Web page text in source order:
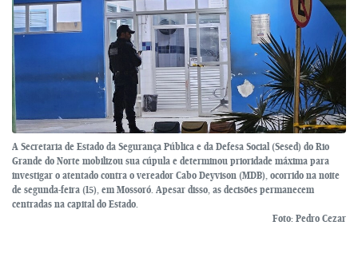
A Secretaria de Estado da Segurança Pública e da Defesa Social (Sesed) do Rio
Grande do Norte mobilizou sua cúpula e determinou prioridade máxima para
investigar o atentado contra o vereador Cabo Deyvison (MDB), ocorrido na noite
de segunda-feira (15), em Mossoró. Apesar disso, as decisões permanecem
centradas na capital do Estado.
Foto: Pedro Cezar